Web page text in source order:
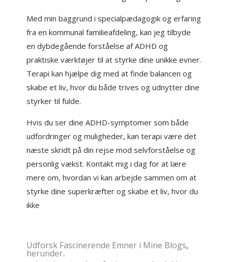
Med min baggrund i specialpædagogik og erfaring
fra en kommunal familieafdeling, kan jeg tilbyde
en dybdegående forståelse af ADHD og
praktiske værktøjer til at styrke dine unikke evner.
Terapi kan hjælpe dig med at finde balancen og
skabe et liv, hvor du både trives og udnytter dine
styrker til fulde.
Hvis du ser dine ADHD-symptomer som både
udfordringer og muligheder, kan terapi være det
næste skridt på din rejse mod selvforståelse og
personlig vækst. Kontakt mig i dag for at lære
mere om, hvordan vi kan arbejde sammen om at
styrke dine superkræfter og skabe et liv, hvor du
ikke
Udforsk Fascinerende Emner i Mine Blogs,
herunder..